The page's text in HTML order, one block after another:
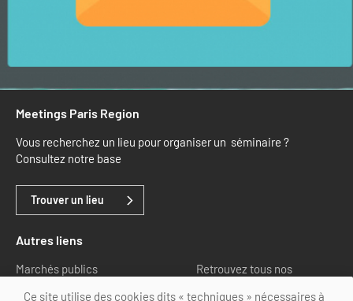
Meetings Paris Region
Vous recherchez un lieu pour organiser un séminaire ?
Consultez notre base
Trouver un lieu
Autres liens
Marchés publics
Retrouvez tous nos
Ce site utilise des cookies dits « techniques » nécessaires à